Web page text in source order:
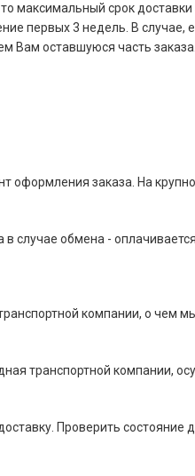
максимальный срок
первых 3 недель. В случае,
Вам оставшуюся часть заказа.
заказа. На
в случае обмена -
компании, о чем
транспортной компании,
Проверить состояние